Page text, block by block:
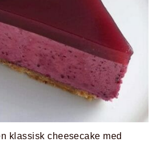
klassisk cheesecake med